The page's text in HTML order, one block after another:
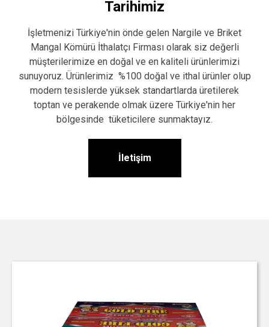
Tarihimiz
İşletmenizi Türkiye'nin önde gelen Nargile ve Briket
Mangal Kömürü İthalatçı Firması olarak siz değerli
müşterilerimize en doğal ve en kaliteli ürünlerimizi
sunuyoruz. Ürünlerimiz %100 doğal ve ithal ürünler olup
modern tesislerde yüksek standartlarda üretilerek
toptan ve perakende olmak üzere Türkiye'nin her
bölgesinde tüketicilere sunmaktayız.
İletişim